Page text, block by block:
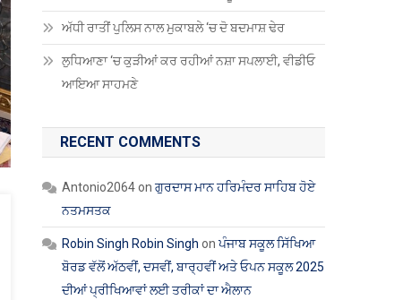
ਅੱਧੀ ਰਾਤੀਂ ਪੁਲਿਸ ਨਾਲ ਮੁਕਾਬਲੇ ‘ਚ ਦੋ ਬਦਮਾਸ਼ ਢੇਰ
ਲੁਧਿਆਣਾ ‘ਚ ਕੁੜੀਆਂ ਕਰ ਰਹੀਆਂ ਨਸ਼ਾ ਸਪਲਾਈ, ਵੀਡੀਓ
ਆਇਆ ਸਾਹਮਣੇ
RECENT COMMENTS
Antonio2064onਗੁਰਦਾਸ ਮਾਨ ਹਰਿਮੰਦਰ ਸਾਹਿਬ ਹੋਏ
ਨਤਮਸਤਕ
Robin Singh Robin Singh onਪੰਜਾਬ ਸਕੂਲ ਸਿੱਖਿਆ
ਬੋਰਡ ਵੱਲੋਂ ਅੱਠਵੀਂ, ਦਸਵੀਂ, ਬਾਰ੍ਹਵੀਂ ਅਤੇ ਓਪਨ ਸਕੂਲ 2025
ਦੀਆਂ ਪ੍ਰੀਖਿਆਵਾਂ ਲਈ ਤਰੀਕਾਂ ਦਾ ਐਲਾਨ